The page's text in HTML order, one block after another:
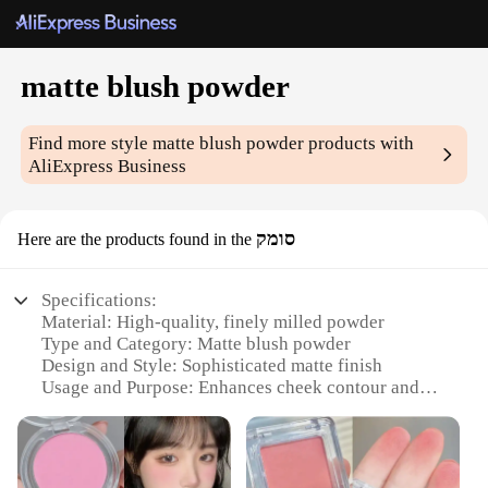
matte blush powder
Find more stylematte blush powder products with
AliExpress Business
Here are the products found in the סומק
Specifications:
Material: High-quality, finely milled powder
Type and Category: Matte blush powder
Design and Style: Sophisticated matte finish
Usage and Purpose: Enhances cheek contour and
Performance and Property: Long-lasting wear,
blends seamlessly
Shape or Size or Weight or Quantity: Available in a